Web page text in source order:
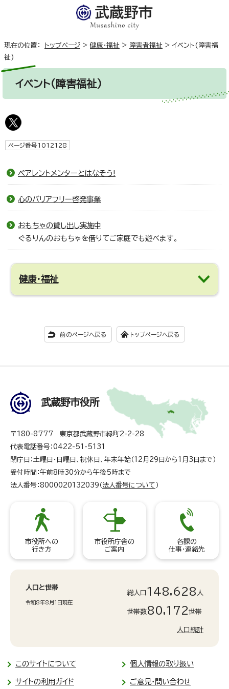
現在の位置： トップページ > 健康・福祉 > 障害者福祉 > イベント(障害福
祉)
イベント(障害福祉)
ページ番号1012128
ペアレントメンターとはなそう!
心のバリアフリー啓発事業
おもちゃの貸し出し実施中
ぐるりんのおもちゃを借りてご家庭でも遊べます。
健康・福祉
前のページへ戻る トップページへ戻る
武蔵野市役所
〒180-8777 東京都武蔵野市緑町2-2-28
代表電話番号：0422-51-5131
閉庁日：土曜日・日曜日、祝休日、年末年始（12月29日から1月3日まで）
受付時間：午前8時30分から午後5時まで
法人番号：8000020132039（ 法人番号について ）
市役所への
行き方
市役所庁舎の
ご案内
各課の
仕事・連絡先
人口と世帯
令和8年8月1日現在
総人口 148,628 人
世帯数80,172世帯
人口統計
このサイトについて 個人情報の取り扱い
サイトの利用ガイド ご意見・問い合わせ